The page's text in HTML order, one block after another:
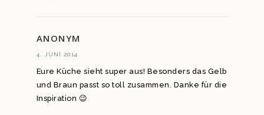
ANONYM
4. JUNI 2014
Eure Küche sieht super aus! Besonders das Gelb
und Braun passt so toll zusammen. Danke für die
Inspiration 😉